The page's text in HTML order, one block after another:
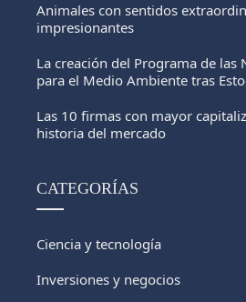
Animales con sentidos
impresionantes
La creación del Programa de las
para el Medio Ambiente tras
Las 10 firmas con mayor
historia del mercado
CATEGORÍAS
Ciencia y tecnología
Inversiones y negocios